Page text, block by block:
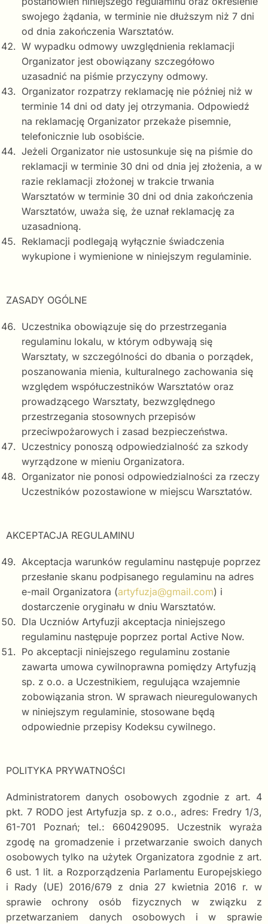
swojego żądania, w terminie nie dłuższym niż 7 dni
od dnia zakończenia Warsztatów.
W wypadku odmowy uwzględnienia reklamacji
Organizator jest obowiązany szczegółowo
uzasadnić na piśmie przyczyny odmowy.
Organizator rozpatrzy reklamację nie później niż w
terminie 14 dni od daty jej otrzymania. Odpowiedź
na reklamację Organizator przekaże pisemnie,
telefonicznie lub osobiście.
Jeżeli Organizator nie ustosunkuje się na piśmie do
reklamacji w terminie 30 dni od dnia jej złożenia, a w
razie reklamacji złożonej w trakcie trwania
Warsztatów w terminie 30 dni od dnia zakończenia
Warsztatów, uważa się, że uznał reklamację za
uzasadnioną.
Reklamacji podlegają wyłącznie świadczenia
wykupione i wymienione w niniejszym regulaminie.
ZASADY OGÓLNE
Uczestnika obowiązuje się do przestrzegania
regulaminu lokalu, w którym odbywają się
Warsztaty, w szczególności do dbania o porządek,
poszanowania mienia, kulturalnego zachowania się
względem współuczestników Warsztatów oraz
prowadzącego Warsztaty, bezwzględnego
przestrzegania stosownych przepisów
przeciwpożarowych i zasad bezpieczeństwa.
Uczestnicy ponoszą odpowiedzialność za szkody
wyrządzone w mieniu Organizatora.
Organizator nie ponosi odpowiedzialności za rzeczy
Uczestników pozostawione w miejscu Warsztatów.
AKCEPTACJA REGULAMINU
Akceptacja warunków regulaminu następuje poprzez
przesłanie skanu podpisanego regulaminu na adres
e-mail Organizatora (artyfuzja@gmail.com) i
dostarczenie oryginału w dniu Warsztatów.
Dla Uczniów Artyfuzji akceptacja niniejszego
regulaminu następuje poprzez portal Active Now.
Po akceptacji niniejszego regulaminu zostanie
zawarta umowa cywilnoprawna pomiędzy Artyfuzją
sp. z o.o. a Uczestnikiem, regulująca wzajemnie
zobowiązania stron. W sprawach nieuregulowanych
w niniejszym regulaminie, stosowane będą
odpowiednie przepisy Kodeksu cywilnego.
POLITYKA PRYWATNOŚCI
Administratorem danych osobowych zgodnie z art. 4
pkt. 7 RODO jest Artyfuzja sp. z o.o., adres: Fredry 1/3,
61-701 Poznań; tel.: 660429095. Uczestnik wyraża
zgodę na gromadzenie i przetwarzanie swoich danych
osobowych tylko na użytek Organizatora zgodnie z art.
6 ust. 1 lit. a Rozporządzenia Parlamentu Europejskiego
i Rady (UE) 2016/679 z dnia 27 kwietnia 2016 r. w
sprawie ochrony osób fizycznych w związku z
przetwarzaniem danych osobowych i w sprawie